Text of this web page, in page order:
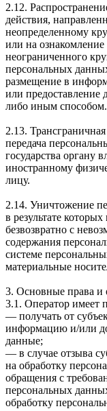
2.12.
действия,
неопределенному
или на
неограниченного
персональных
размещение в
или
либо иным способом.
2.13.
передача
государства органу
иностранному
лицу.
2.14. Уничтожение
в результате
безвозвратно с
содержания
системе
материальные
3. Основные права и
3.1. Оператор имеет
— получать от
информацию и/или
данные;
— в случае отзыва
на обработку
обращения с
персональных
обработку